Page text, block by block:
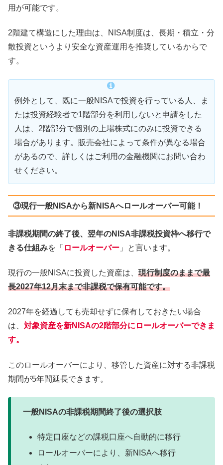
用が可能です。
2階建て構造にした理由は、NISA制度は、長期・積立・分
散投資というより安全な資産運用を推奨しているからで
す。
例外として、既に一般NISAで投資を行っている人、ま
たは投資経験者で1階部分を利用しないと申請をした
人は、2階部分で個別の上場株式にのみに投資できる
場合があります。販売会社によって条件が異なる場合
があるので、詳しくはご利用の金融機関にお問い合わ
せください。
③現行一般NISAから新NISAへロールオーバー可能！
非課税期間の終了後、翌年のNISA非課税投資枠へ移行で
きる仕組みを「 ロールオーバー 」と言います。
現行の一般NISAに投資した資産は、 現行制度のままで最
長2027年12月末まで非課税で保有可能です。
2027年を経過しても売却せずに保有しておきたい場合
は、 対象資産を新NISAの2階部分にロールオーバーできま
す。
このロールオーバーにより、移管した資産に対する非課税
期間が5年間延長できます。
一般NISAの非課税期間終了後の選択肢
特定口座などの課税口座へ自動的に移行
ロールオーバーにより、新NISAへ移行